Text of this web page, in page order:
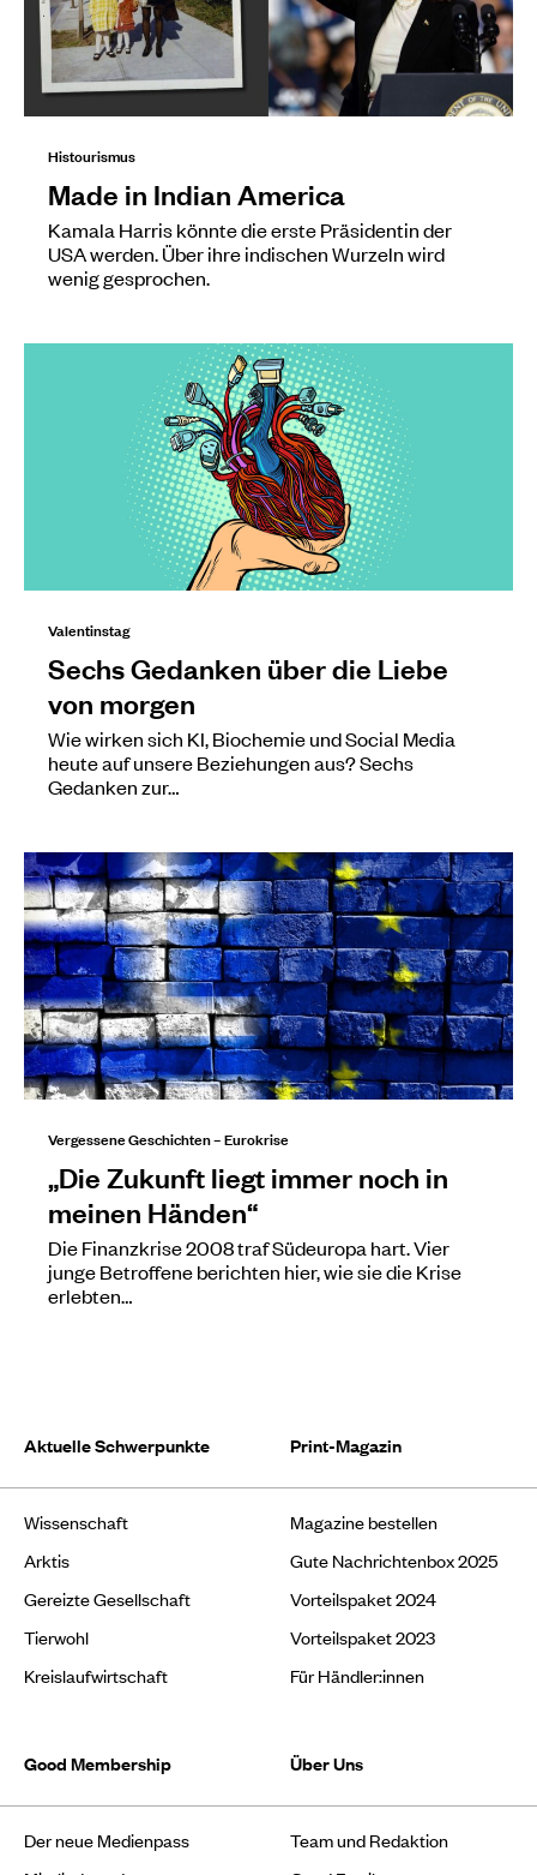
Histourismus
Made in Indian America
Kamala Harris könnte die erste Präsidentin der
USA werden. Über ihre indischen Wurzeln wird
wenig gesprochen.
Valentinstag
Sechs Gedanken über die Liebe
von morgen
Wie wirken sich KI, Biochemie und Social Media
heute auf unsere Beziehungen aus? Sechs
Gedanken zur…
Vergessene Geschichten – Eurokrise
„Die Zukunft liegt immer noch in
meinen Händen“
Die Finanzkrise 2008 traf Südeuropa hart. Vier
junge Betroffene berichten hier, wie sie die Krise
erlebten…
Aktuelle Schwerpunkte
Wissenschaft
Arktis
Gereizte Gesellschaft
Tierwohl
Kreislaufwirtschaft
Print-Magazin
Magazine bestellen
Gute Nachrichtenbox 2025
Vorteilspaket 2024
Vorteilspaket 2023
Für Händler:innen
Good Membership
Der neue Medienpass
Über Uns
Team und Redaktion